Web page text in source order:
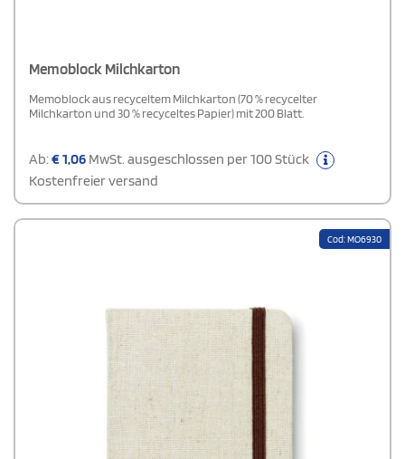
Memoblock Milchkarton
Memoblock aus recyceltem Milchkarton (70 % recycelter
Milchkarton und 30 % recyceltes Papier) mit 200 Blatt.
Ab:€1,06 MwSt. ausgeschlossen per 100 Stück
Kostenfreier versand
Cod: MO6930